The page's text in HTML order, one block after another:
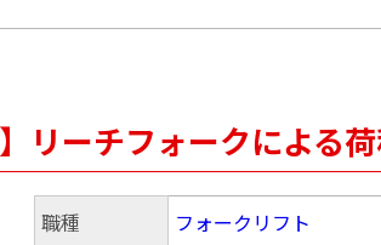
リーチフォークによる
職種
フォークリフト